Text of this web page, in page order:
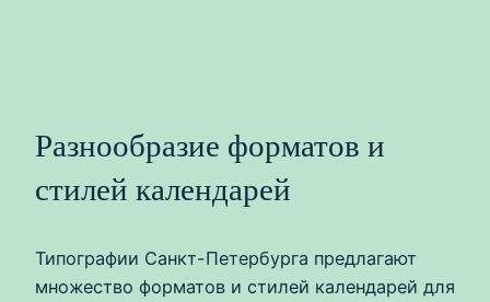
Разнообразие форматов и
стилей календарей
Типографии Санкт-Петербурга предлагают
множество форматов и стилей календарей для